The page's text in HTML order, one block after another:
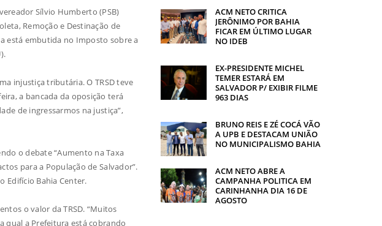
Sílvio Humberto (PSB)
Remoção e Destinação de
está embutida no Imposto sobre a
injustiça tributária. O TRSD teve
a bancada da oposição terá
de ingressarmos na justiça”,
o debate “Aumento na Taxa
para a População de Salvador”.
Edifício Bahia Center.
o valor da TRSD. “Muitos
qual a Prefeitura está cobrando
ACM NETO CRITICA
JERÔNIMO POR BAHIA
FICAR EM ÚLTIMO LUGAR
NO IDEB
EX-PRESIDENTE MICHEL
TEMER ESTARÁ EM
SALVADOR P/ EXIBIR FILME
963 DIAS
BRUNO REIS E ZÉ COCÁ VÃO
A UPB E DESTACAM UNIÃO
NO MUNICIPALISMO BAHIA
ACM NETO ABRE A
CAMPANHA POLITICA EM
CARINHANHA DIA 16 DE
AGOSTO